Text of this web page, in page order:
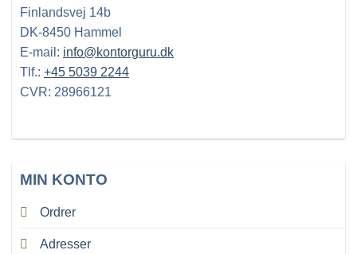
Finlandsvej 14b
DK-8450 Hammel
E-mail: info@kontorguru.dk
Tlf.: +45 5039 2244
CVR: 28966121
MIN KONTO
Ordrer
Adresser